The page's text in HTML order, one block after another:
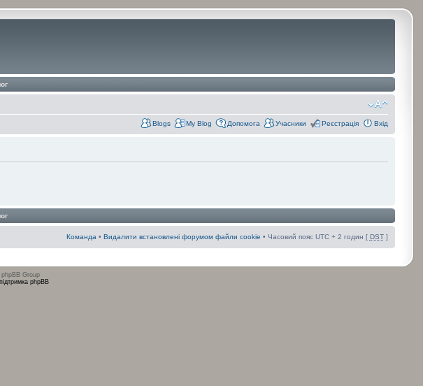
Blogs My Blog Допомога Учасники Реєстрація Вхід
Команда• Видалити встановлені форумом файли cookie • Часовий пояс UTC + 2 годин [ DST]
Group
phpBB